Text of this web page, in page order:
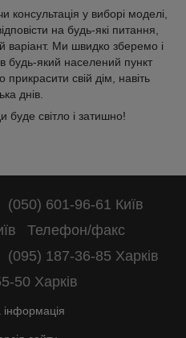
у виборі моделі,
на будь-які питання,
варіант. Ми швидко зберемо і
будь-який населений пункт
свій дім, навіть
днів.
буде світло і затишно!
(050) 601-96-61 Київ
Телефон/факс
(095) 187-36-85 Харків
50 Харків
інформація